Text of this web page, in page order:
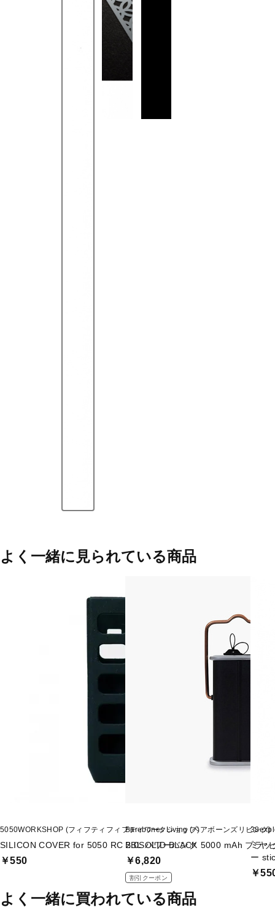
よく一緒に見られている商品
5050WORKSHOP (フィフティフィフティワークショップ)
SILICON COVER for 5050 RC 2.0SOLID BLACK
￥550
Barebones Living (ベアボーンズリビング)
BBL パワーバンク 5000 mAh ブラッ
￥6,820
割引クーポン
ミヤ
ー
￥
よく一緒に買われている商品